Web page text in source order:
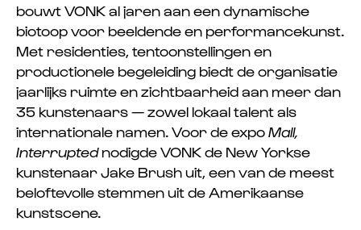
bouwt VONK al jaren aan een dynamische
biotoop voor beeldende en performancekunst.
Met residenties, tentoonstellingen en
productionele begeleiding biedt de organisatie
jaarlijks ruimte en zichtbaarheid aan meer dan
35 kunstenaars — zowel lokaal talent als
internationale namen. Voor de expoMall,
Interruptednodigde VONK de New Yorkse
kunstenaar Jake Brush uit, een van de meest
beloftevolle stemmen uit de Amerikaanse
kunstscene.